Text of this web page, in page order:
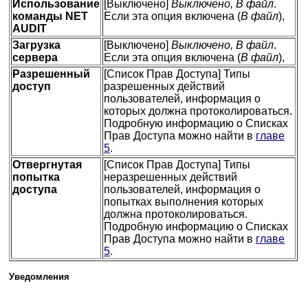
Использование
команды NET
AUDIT
[Выключено] Выключено, В файл.
Если эта опция включена (В файл),
Загрузка
сервера
[Выключено] Выключено, В файл.
Если эта опция включена (В файл),
Разрешенный
доступ
[Список Прав Доступа] Типы
разрешенных действий
пользователей, информация о
которых должна протоколироваться.
Подробную информацию о Списках
Прав Доступа можно найти в главе
5.
Отвергнутая
попытка
доступа
[Список Прав Доступа] Типы
неразрешенных действий
пользователей, информация о
попытках выполнения которых
должна протоколироваться.
Подробную информацию о Списках
Прав Доступа можно найти в главе
5.
Уведомления